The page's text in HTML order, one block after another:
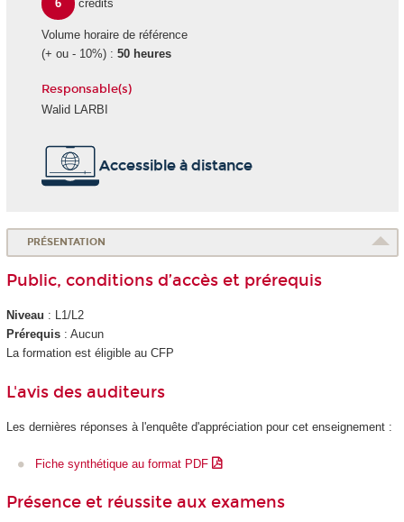
6
crédits
Volume horaire de référence
(+ ou - 10%) : 50 heures
Responsable(s)
Walid LARBI
Accessible à distance
PRÉSENTATION
Public, conditions d’accès et prérequis
Niveau : L1/L2
Prérequis: Aucun
La formation est éligible au CFP
L'avis des auditeurs
Les dernières réponses à l'enquête d'appréciation pour cet enseignement :
Fiche synthétique au format PDF
Présence et réussite aux examens